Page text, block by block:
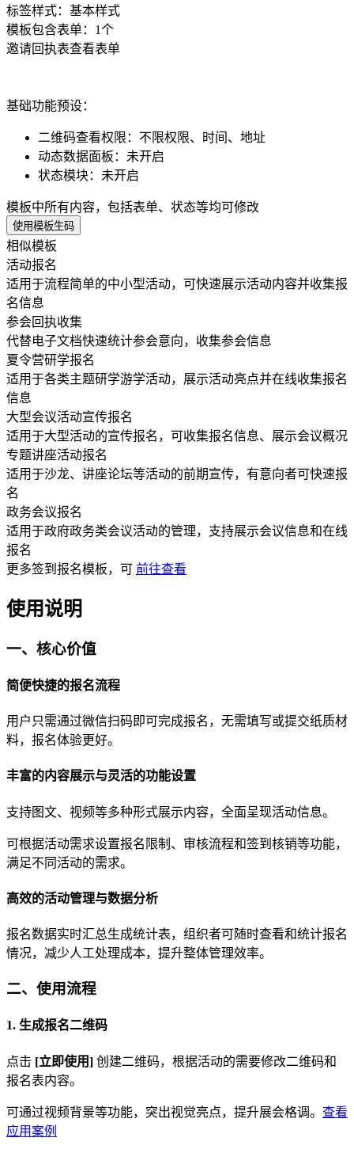
标签样式： 基本样式
模板包含表单： 1个
邀请回执表查看表单
基础功能预设：
二维码查看权限 ： 不限权限、时间、地址
动态数据面板 ： 未开启
状态模块： 未开启
模板中所有内容，包括表单、状态等均可修改
使用模板生码
相似模板
活动报名
适用于流程简单的中小型活动，可快速展示活动内容并收集报
名信息
参会回执收集
代替电子文档快速统计参会意向，收集参会信息
夏令营研学报名
适用于各类主题研学游学活动，展示活动亮点并在线收集报名
信息
大型会议活动宣传报名
适用于大型活动的宣传报名，可收集报名信息、展示会议概况
专题讲座活动报名
适用于沙龙、讲座论坛等活动的前期宣传，有意向者可快速报
名
政务会议报名
适用于政府政务类会议活动的管理，支持展示会议信息和在线
报名
更多签到报名模板，可 前往查看
使用说明
一、核心价值
简便快捷的报名流程
用户只需通过微信扫码即可完成报名，无需填写或提交纸质材
料，报名体验更好。
丰富的内容展示与灵活的功能设置
支持图文、视频等多种形式展示内容，全面呈现活动信息。
可根据活动需求设置报名限制、审核流程和签到核销等功能，
满足不同活动的需求。
高效的活动管理与数据分析
报名数据实时汇总生成统计表，组织者可随时查看和统计报名
情况，减少人工处理成本，提升整体管理效率。
二、使用流程
1. 生成报名二维码
点击 [立即使用] 创建二维码，根据活动的需要修改二维码和
报名表内容。
可通过视频背景等功能，突出视觉亮点，提升展会格调。 查看
应用案例